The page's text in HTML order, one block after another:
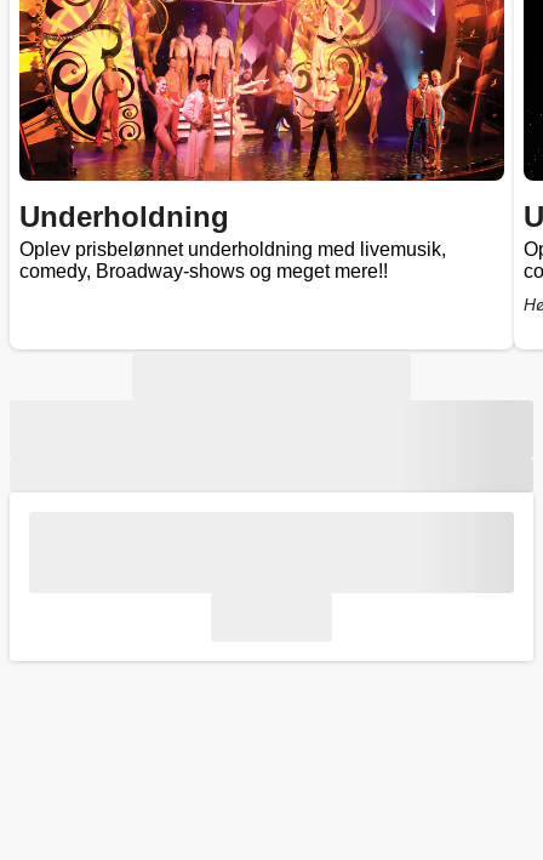
Underholdning
Oplev prisbelønnet underholdning med livemusik,
comedy, Broadway-shows og meget mere!!